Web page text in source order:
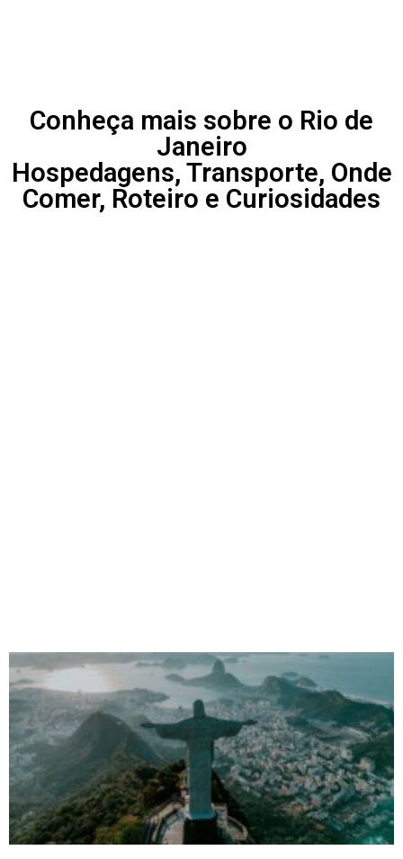
Conheça mais sobre o Rio de
Janeiro
Hospedagens, Transporte, Onde
Comer, Roteiro e Curiosidades